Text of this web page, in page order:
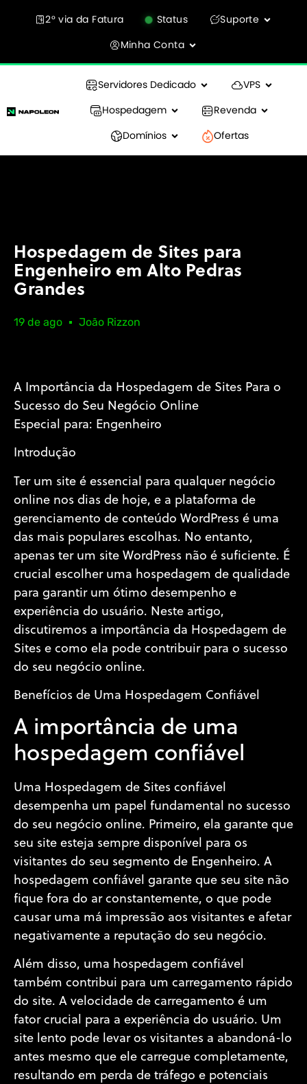
2° via da Fatura Status
Suporte
Minha Conta
Servidores Dedicado
VPS
Hospedagem
Revenda
Domínios
Ofertas
Hospedagem de Sites para
Engenheiro em Alto Pedras
Grandes
19 de ago João Rizzon
A Importância da Hospedagem de Sites Para o
Sucesso do Seu Negócio Online
Especial para: Engenheiro
Introdução
Ter um site é essencial para qualquer negócio
online nos dias de hoje, e a plataforma de
gerenciamento de conteúdo WordPress é uma
das mais populares escolhas. No entanto,
apenas ter um site WordPress não é suficiente. É
crucial escolher uma hospedagem de qualidade
para garantir um ótimo desempenho e
experiência do usuário. Neste artigo,
discutiremos a importância da Hospedagem de
Sites e como ela pode contribuir para o sucesso
do seu negócio online.
Benefícios de Uma Hospedagem Confiável
A importância de uma
hospedagem confiável
Uma Hospedagem de Sites confiável
desempenha um papel fundamental no sucesso
do seu negócio online. Primeiro, ela garante que
seu site esteja sempre disponível para os
visitantes do seu segmento de Engenheiro. A
hospedagem confiável garante que seu site não
fique fora do ar constantemente, o que pode
causar uma má impressão aos visitantes e afetar
negativamente a reputação do seu negócio.
Além disso, uma hospedagem confiável
também contribui para um carregamento rápido
do site. A velocidade de carregamento é um
fator crucial para a experiência do usuário. Um
site lento pode levar os visitantes a abandoná-lo
antes mesmo que ele carregue completamente,
resultando em perda de tráfego e potenciais